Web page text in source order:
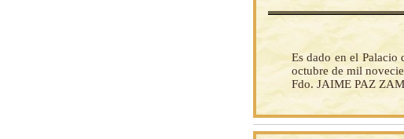
Es dado en el Palacio
octubre de mil
Fdo. JAIME PAZ